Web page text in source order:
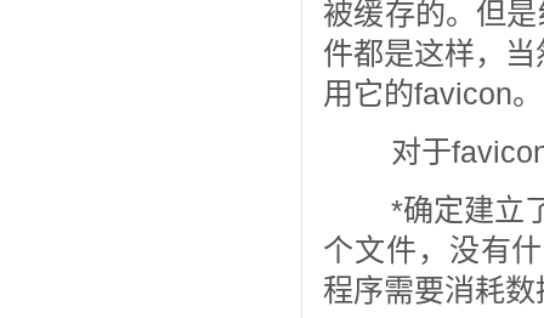
被缓存的。但
件都是这样，
用它的favicon。
对于
*确定建立
个文件，没有
程序需要消耗